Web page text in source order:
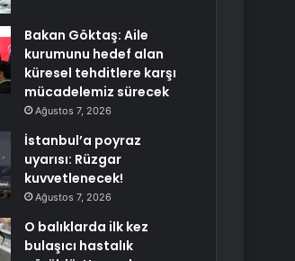
Bakan Göktaş: Aile
kurumunu hedef alan
küresel tehditlere karşı
mücadelemiz sürecek
Ağustos 7, 2026
İstanbul’a poyraz
uyarısı: Rüzgar
kuvvetlenecek!
Ağustos 7, 2026
O balıklarda ilk kez
bulaşıcı hastalık